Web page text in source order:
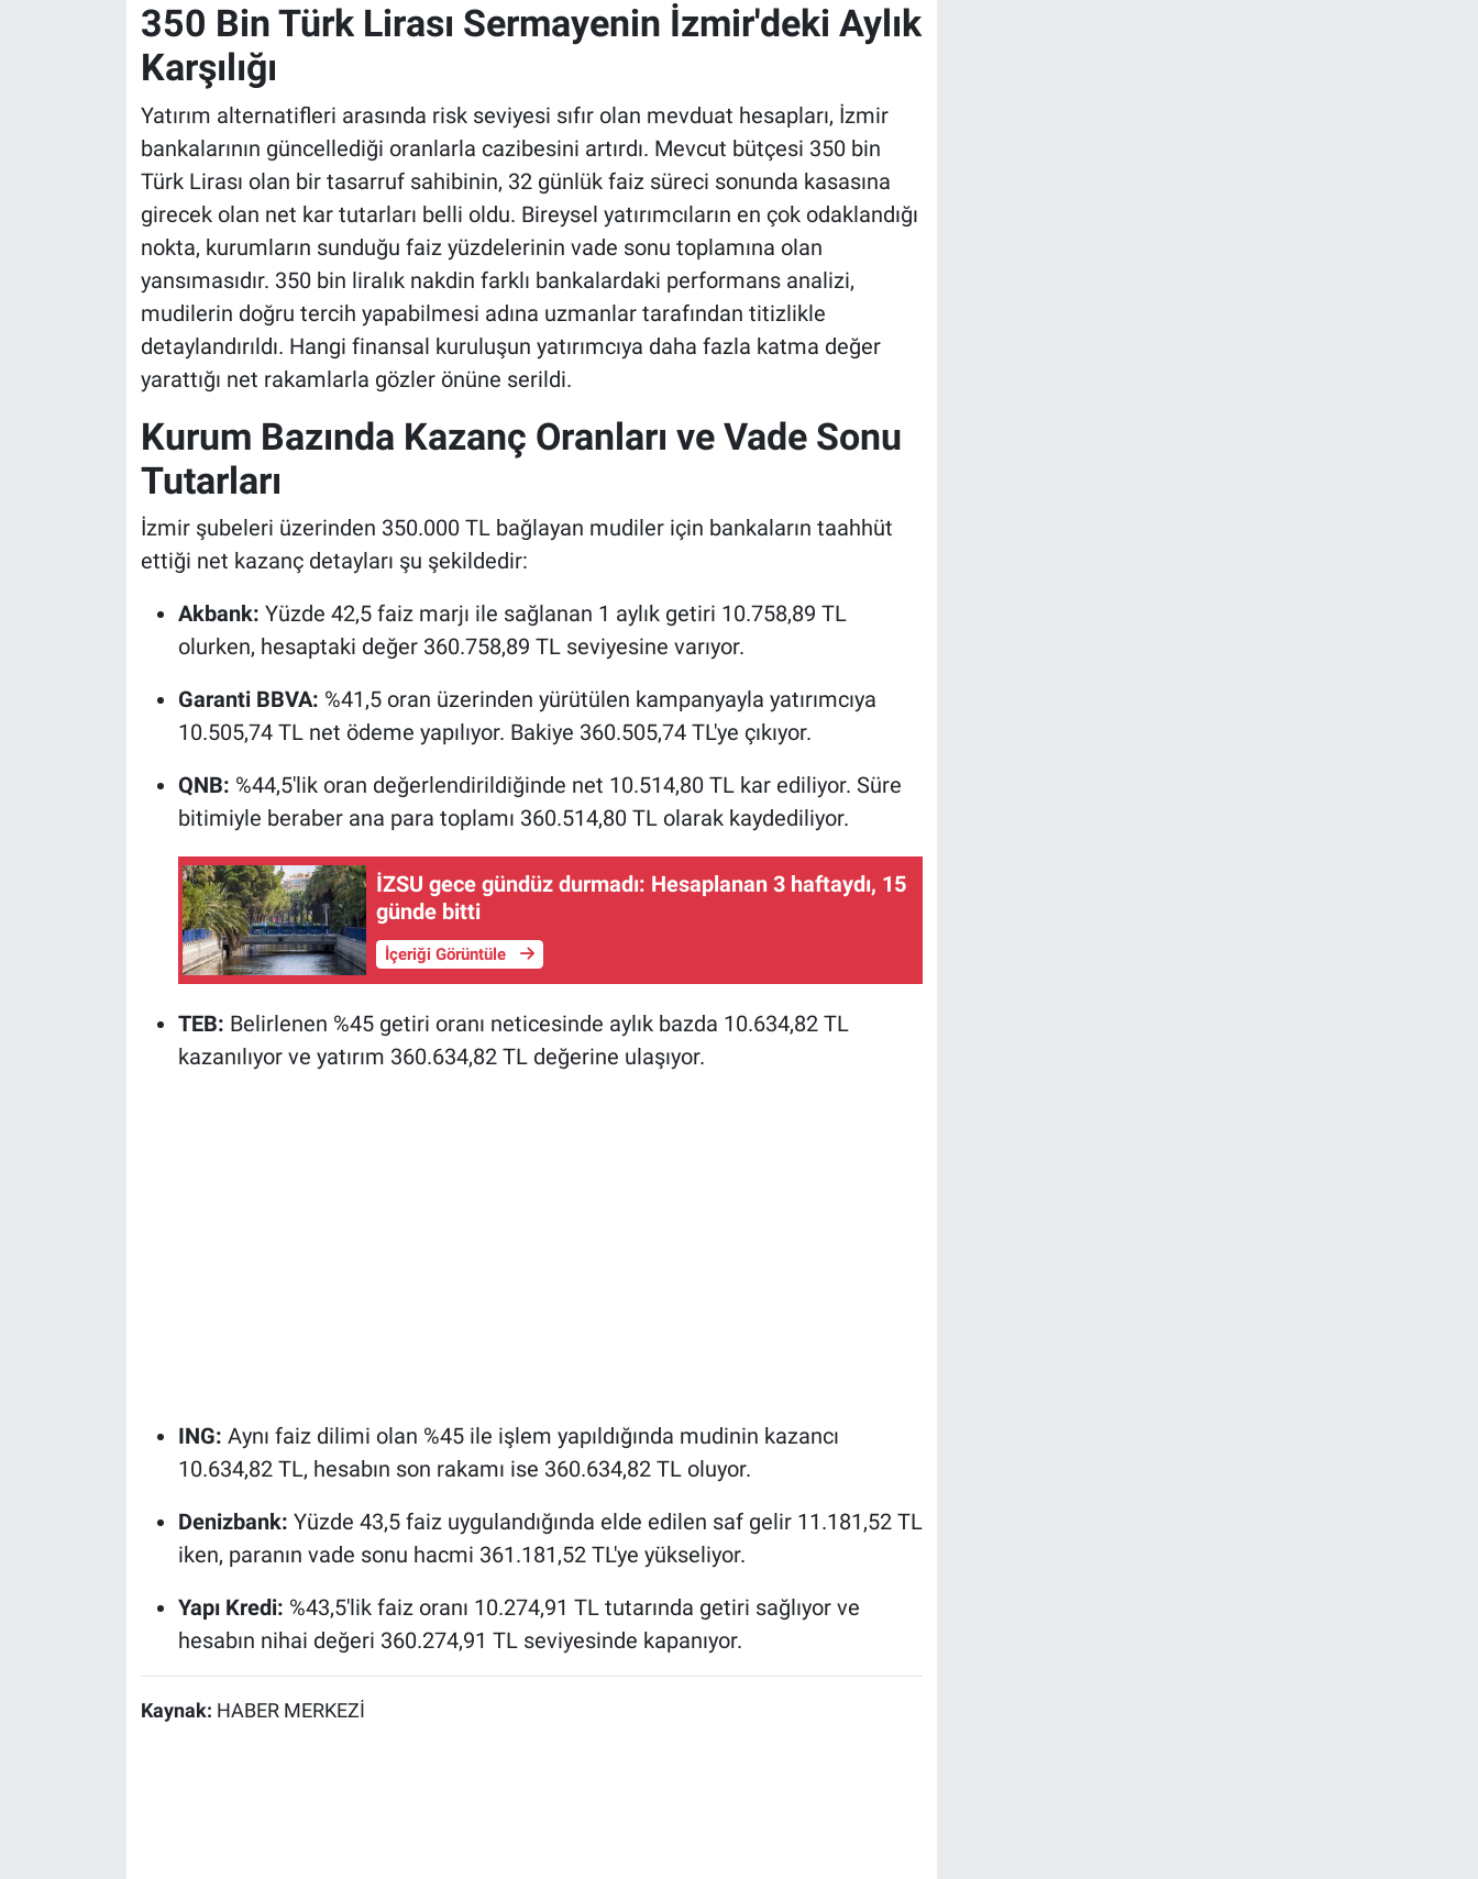
350 Bin Türk Lirası Sermayenin İzmir'deki Aylık
Karşılığı
Yatırım alternatifleri arasında risk seviyesi sıfır olan mevduat hesapları, İzmir
bankalarının güncellediği oranlarla cazibesini artırdı. Mevcut bütçesi 350 bin
Türk Lirası olan bir tasarruf sahibinin, 32 günlük faiz süreci sonunda kasasına
girecek olan net kar tutarları belli oldu. Bireysel yatırımcıların en çok odaklandığı
nokta, kurumların sunduğu faiz yüzdelerinin vade sonu toplamına olan
yansımasıdır. 350 bin liralık nakdin farklı bankalardaki performans analizi,
mudilerin doğru tercih yapabilmesi adına uzmanlar tarafından titizlikle
detaylandırıldı. Hangi finansal kuruluşun yatırımcıya daha fazla katma değer
yarattığı net rakamlarla gözler önüne serildi.
Kurum Bazında Kazanç Oranları ve Vade Sonu
Tutarları
İzmir şubeleri üzerinden 350.000 TL bağlayan mudiler için bankaların taahhüt
ettiği net kazanç detayları şu şekildedir:
Akbank: Yüzde 42,5 faiz marjı ile sağlanan 1 aylık getiri 10.758,89 TL
olurken, hesaptaki değer 360.758,89 TL seviyesine varıyor.
Garanti BBVA: %41,5 oran üzerinden yürütülen kampanyayla yatırımcıya
10.505,74 TL net ödeme yapılıyor. Bakiye 360.505,74 TL'ye çıkıyor.
QNB: %44,5'lik oran değerlendirildiğinde net 10.514,80 TL kar ediliyor. Süre
bitimiyle beraber ana para toplamı 360.514,80 TL olarak kaydediliyor.
İZSU gece gündüz durmadı: Hesaplanan 3 haftaydı, 15
günde bitti
İçeriği Görüntüle
TEB: Belirlenen %45 getiri oranı neticesinde aylık bazda 10.634,82 TL
kazanılıyor ve yatırım 360.634,82 TL değerine ulaşıyor.
ING: Aynı faiz dilimi olan %45 ile işlem yapıldığında mudinin kazancı
10.634,82 TL, hesabın son rakamı ise 360.634,82 TL oluyor.
Denizbank: Yüzde 43,5 faiz uygulandığında elde edilen saf gelir 11.181,52 TL
iken, paranın vade sonu hacmi 361.181,52 TL'ye yükseliyor.
Yapı Kredi: %43,5'lik faiz oranı 10.274,91 TL tutarında getiri sağlıyor ve
hesabın nihai değeri 360.274,91 TL seviyesinde kapanıyor.
Kaynak: HABER MERKEZİ